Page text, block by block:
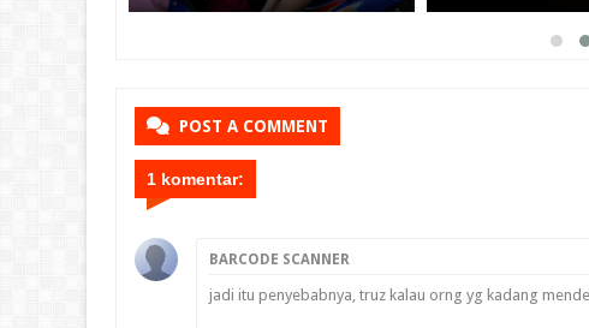
POST A COMMENT
1 komentar:
BARCODE SCANNER
jadi itu penyebabnya, truz kalau orng yg kadang